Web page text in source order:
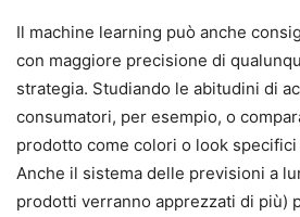
Il machine learning può anche
con maggiore precisione di
strategia. Studiando le abitudini di
consumatori, per esempio, o
prodotto come colori o look specifici
Anche il sistema delle previsioni a
prodotti verranno apprezzati di più)